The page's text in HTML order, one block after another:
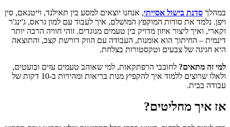
במהלך סדנת בישול אסייתי, אנחנו יוצאים למסע בין תאילנד, וייטנאם, סין
ויפן. נלמד את סודות המוקפץ המושלם, איך לעבוד עם למון גראס, ג'ינג'ר
וקארי, ואיך ליצור איזון מדויק בין טעמים מנוגדים. זוהי חוויה הרבה יותר
דינמית – החיתוך הוא אומנות, העבודה עם הווק דורשת קצב, והתוצאה
היא חגיגה של צבעים וטקסטורות בצלחת.
למי זה מתאים? לחובבי הרפתקאות, למי שאוהב טעמים עזים ובועטים,
ולאלו שרוצים ללמוד איך להקפיץ מנות בריאות ומהירות ב-10 דקות של
עבודה בבית.
אז איך מחליטים?